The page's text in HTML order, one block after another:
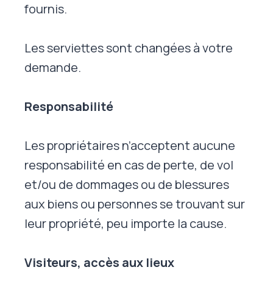
fournis.
Les serviettes sont changées à votre
demande.
Responsabilité
Les propriétaires n’acceptent aucune
responsabilité en cas de perte, de vol
et/ou de dommages ou de blessures
aux biens ou personnes se trouvant sur
leur propriété, peu importe la cause.
Visiteurs, accès aux lieux